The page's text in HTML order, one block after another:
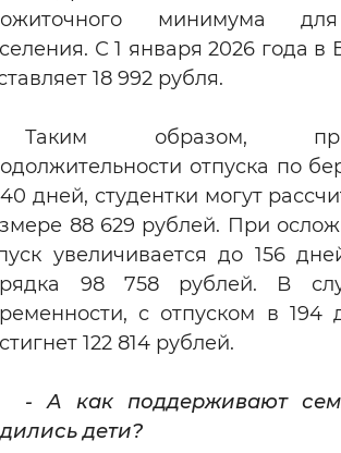
минимума для
С 1 января 2026 года в
18 992 рубля.
Таким образом,
отпуска по
дней, студентки могут
88 629 рублей. При
увеличивается до 156
98 758 рублей. В
с отпуском в 194
122 814 рублей.
- А как поддерживают
дети?